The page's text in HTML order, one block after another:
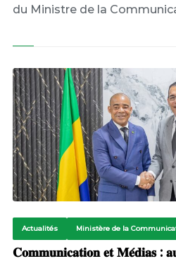
du Ministre de la
Actualités Ministère de la
𝐂𝐨𝐦𝐦𝐮𝐧𝐢𝐜𝐚𝐭𝐢𝐨𝐧 𝐞𝐭 𝐌𝐞́𝐝𝐢𝐚𝐬 :